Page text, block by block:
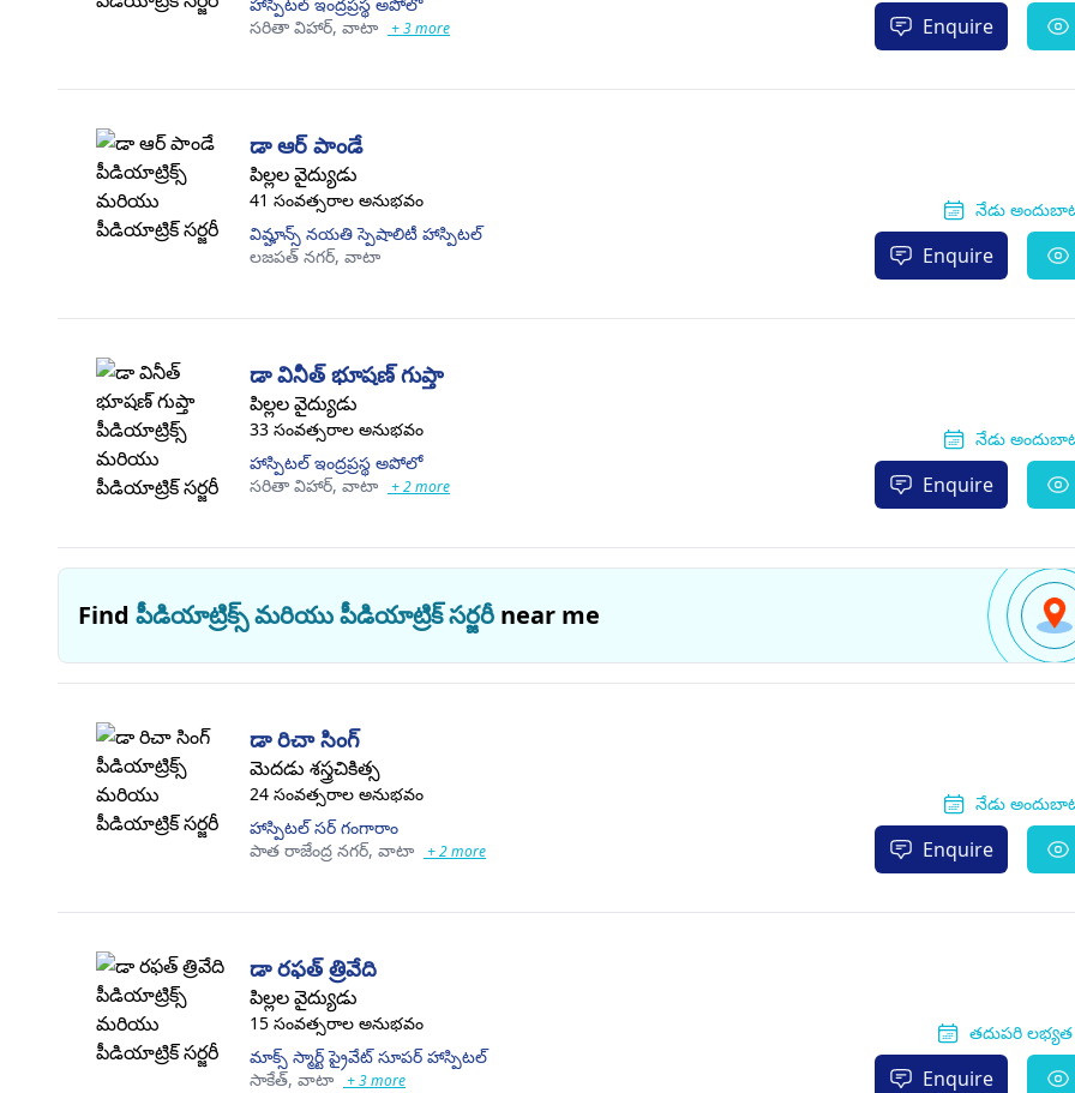
సరితా విహార్, వాటా + 3 more Enquire
డా ఆర్ పాండే
పిల్లల వైద్యుడు
41 సంవత్సరాల అనుభవం
విమ్హాన్స్ నయతి స్పెషాలిటీ హాస్పిటల్
లజపత్ నగర్, వాటా
నేడు
Enquire
డా వినీత్ భూషణ్ గుప్తా
పిల్లల వైద్యుడు
33 సంవత్సరాల అనుభవం
హాస్పిటల్ ఇంద్రప్రస్థ అపోలో
సరితా విహార్, వాటా + 2 more
నేడు
Enquire
Find పీడియాట్రిక్స్ మరియు పీడియాట్రిక్ సర్జరీ near me
డా రిచా సింగ్
మెదడు శస్త్రచికిత్స
24 సంవత్సరాల అనుభవం
హాస్పిటల్ సర్ గంగారాం
పాత రాజేంద్ర నగర్, వాటా + 2 more
నేడు
Enquire
డా రఫత్ త్రివేది
పిల్లల వైద్యుడు
15 సంవత్సరాల అనుభవం
మాక్స్ స్మార్ట్ ప్రైవేట్ సూపర్ హాస్పిటల్
సాకేత్, వాటా + 3 more
తదుపరి లభ్యత
Enquire